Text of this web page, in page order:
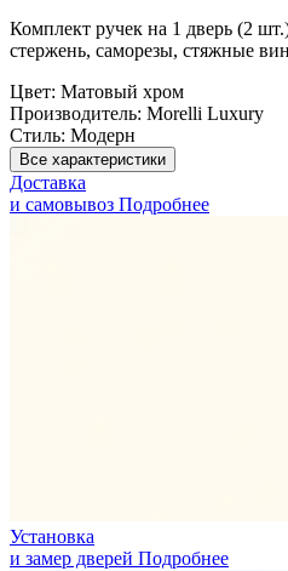
Комплект ручек на 1 дверь (2
стержень, саморезы, стяжные
Цвет: Матовый хром
Производитель: Morelli Luxury
Стиль: Модерн
Все характеристики
Доставка
и самовывоз Подробнее
Установка
и замер дверей Подробнее